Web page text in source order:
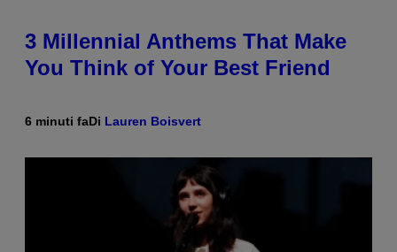
3 Millennial Anthems That Make
You Think of Your Best Friend
6 minuti faDi Lauren Boisvert